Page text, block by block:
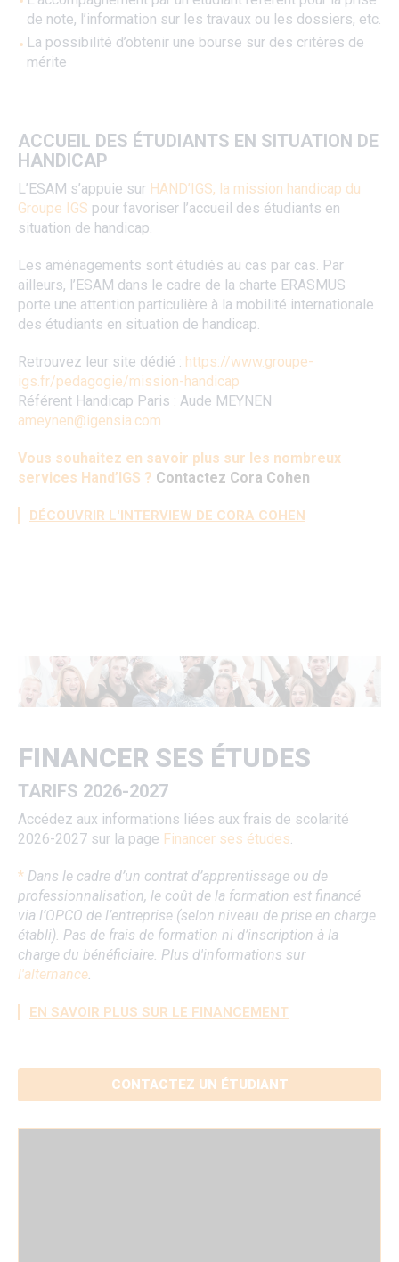
de note, l’information sur les travaux ou les dossiers, etc.
La possibilité d’obtenir une bourse sur des critères de
mérite
ACCUEIL DES ÉTUDIANTS EN SITUATION DE
HANDICAP
L’ESAM s’appuie sur HAND’IGS, la mission handicap du
Groupe IGS pour favoriser l’accueil des étudiants en
situation de handicap.
Les aménagements sont étudiés au cas par cas. Par
ailleurs, l’ESAM dans le cadre de la charte ERASMUS
porte une attention particulière à la mobilité internationale
des étudiants en situation de handicap.
Retrouvez leur site dédié : https://www.groupe-
igs.fr/pedagogie/mission-handicap
Référent Handicap Paris : Aude MEYNEN
ameynen@igensia.com
Vous souhaitez en savoir plus sur les nombreux
services Hand’IGS ? Contactez Cora Cohen
DÉCOUVRIR L'INTERVIEW DE CORA COHEN
FINANCER SES ÉTUDES
TARIFS 2026-2027
Accédez aux informations liées aux frais de scolarité
2026-2027 sur la page Financer ses études
* Dans le cadre d’un contrat d’apprentissage ou de
professionnalisation, le coût de la formation est financé
via l’OPCO de l’entreprise (selon niveau de prise en charge
établi). Pas de frais de formation ni d’inscription à la
charge du bénéficiaire. Plus d'informations sur
l'alternance
EN SAVOIR PLUS SUR LE FINANCEMENT
CONTACTEZ UN ÉTUDIANT